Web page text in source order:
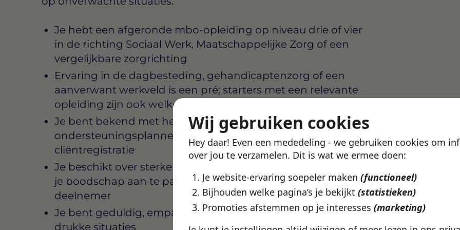
Wij gebruiken cookies
Hey daar! Even een mededeling - we gebruiken cookies om
over jou te verzamelen. Dit is wat we ermee doen:
Je website-ervaring soepeler maken (functioneel)
Bijhouden welke pagina’s je bekijkt (statistieken)
Promoties afstemmen op je interesses (marketing)
Je hebt een afgeronde mbo-opleiding op niveau drie of vier
in de richting Sociaal Werk, Maatschappelijke Zorg of een
vergelijkbare zorgrichting
Ervaring in de dagbesteding, gehandicaptenzorg of een
aanverwant werkveld is een pré; starters met een relevante
opleiding zijn ook welkom
Je bent bekend met het werken met
ondersteuningsplannen en het bijhouden van
cliëntregistratie
Je beschikt over sterke communicatievaardigheden en weet
je boodschap aan te passen aan het niveau van de
deelnemer
Je bent geduldig, empathisch en behoudt overzicht in
drukke situaties